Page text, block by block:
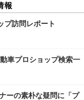
報
プ訪問レポート
プロショップ検索一
ーの素朴な疑問に「プ